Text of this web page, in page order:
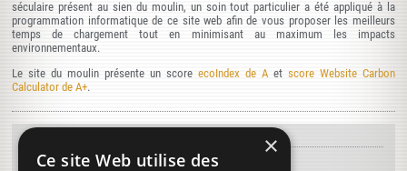
séculaire présent au sien du moulin, un soin tout particulier a été appliqué à la
programmation informatique de ce site web afin de vous proposer les meilleurs
temps de chargement tout en minimisant au maximum les impacts
environnementaux.
Le site du moulin présente un score ecoIndex de A et score Website Carbon
Calculator de A+.
×
Ce site Web utilise des